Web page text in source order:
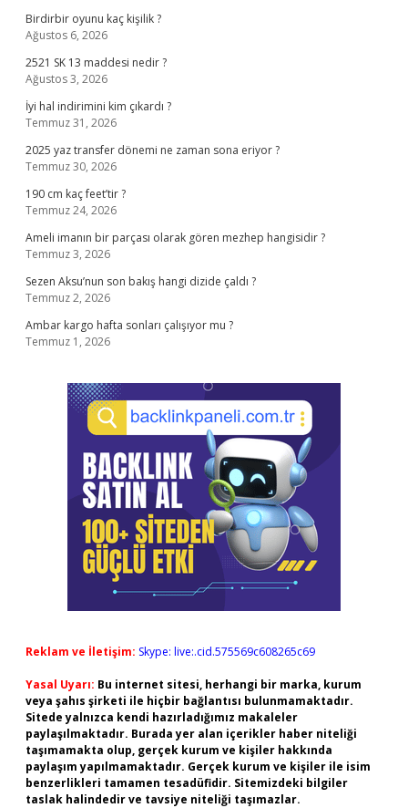
Birdirbir oyunu kaç kişilik ?
Ağustos 6, 2026
2521 SK 13 maddesi nedir ?
Ağustos 3, 2026
İyi hal indirimini kim çıkardı ?
Temmuz 31, 2026
2025 yaz transfer dönemi ne zaman sona eriyor ?
Temmuz 30, 2026
190 cm kaç feet’tir ?
Temmuz 24, 2026
Ameli imanın bir parçası olarak gören mezhep hangisidir ?
Temmuz 3, 2026
Sezen Aksu’nun son bakış hangi dizide çaldı ?
Temmuz 2, 2026
Ambar kargo hafta sonları çalışıyor mu ?
Temmuz 1, 2026
Reklam ve İletişim: Skype: live:.cid.575569c608265c69
Yasal Uyarı: Bu internet sitesi, herhangi bir marka, kurum
veya şahıs şirketi ile hiçbir bağlantısı bulunmamaktadır.
Sitede yalnızca kendi hazırladığımız makaleler
paylaşılmaktadır. Burada yer alan içerikler haber niteliği
taşımamakta olup, gerçek kurum ve kişiler hakkında
paylaşım yapılmamaktadır. Gerçek kurum ve kişiler ile isim
benzerlikleri tamamen tesadüfidir. Sitemizdeki bilgiler
taslak halindedir ve tavsiye niteliği taşımazlar.